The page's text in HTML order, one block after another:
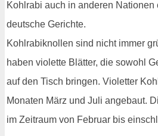
Kohlrabi auch in anderen
deutsche Gerichte.
Kohlrabiknollen sind nicht immer
haben violette Blätter, die sowohl
auf den Tisch bringen. Violetter
Monaten März und Juli angebaut.
im Zeitraum von Februar bis